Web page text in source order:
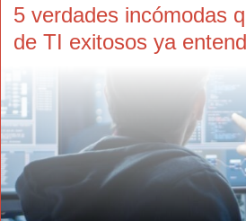
5 verdades incómodas
de TI exitosos ya